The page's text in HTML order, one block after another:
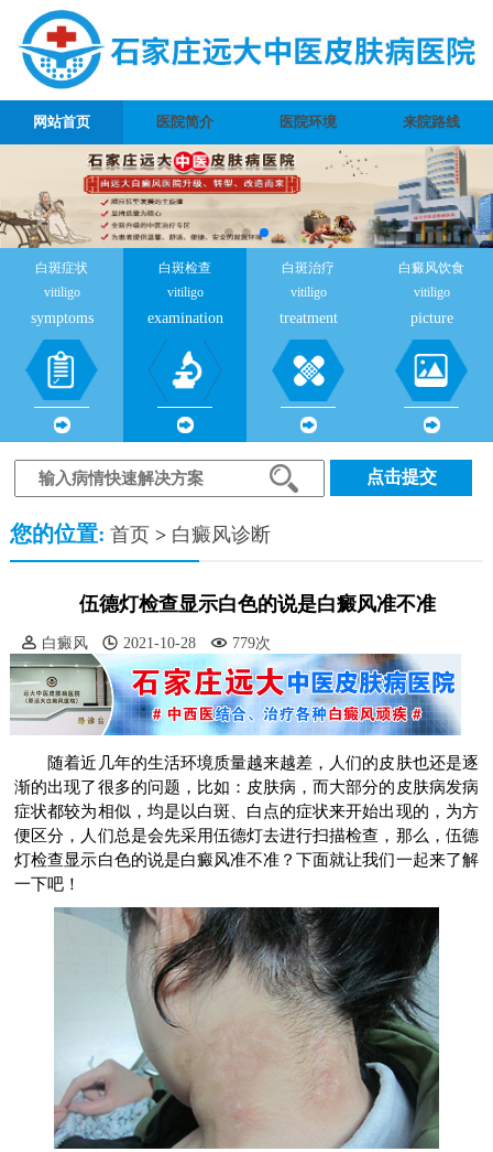
网站首页 医院简介 医院环境 来院路线
白斑症状
vitiligo
symptoms
白斑检查
vitiligo
examination
白斑治疗
vitiligo
treatment
白癜风饮食
vitiligo
picture
点击提交
您的位置: 首页> 白癜风诊断
伍德灯检查显示白色的说是白癜风准不准
白癜风 2021-10-28 779次
随着近几年的生活环境质量越来越差，人们的皮肤也还是逐
渐的出现了很多的问题，比如：皮肤病，而大部分的皮肤病发病
症状都较为相似，均是以白斑、白点的症状来开始出现的，为方
便区分，人们总是会先采用伍德灯去进行扫描检查，那么，伍德
灯检查显示白色的说是白癜风准不准？下面就让我们一起来了解
一下吧！